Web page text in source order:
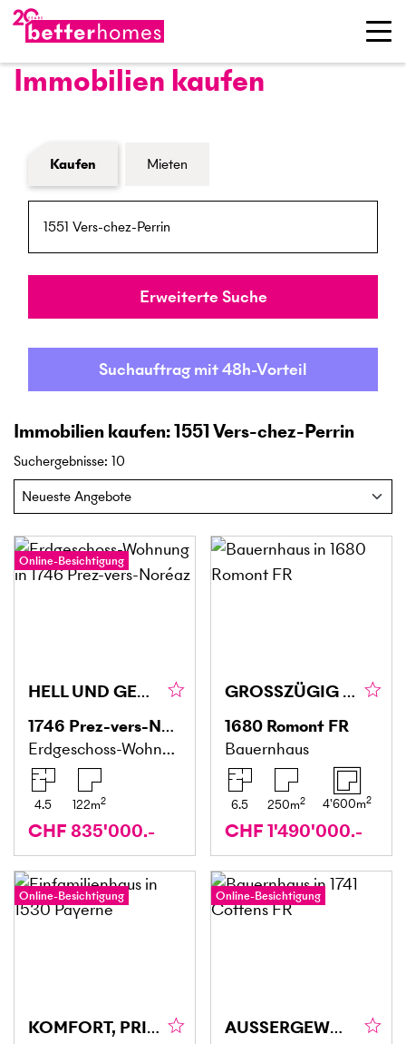
Immobilien kaufen
Formular Immobiliensuche
Kaufen Mieten
PLZ / Ort
Umkreis
Erweiterte Suche
Suchauftrag mit 48h-Vorteil
Immobilien kaufen: 1551 Vers-chez-Perrin
Suchergebnisse: 10
Online-Besichtigung
HELL UND GERÄUMIG MIT GARTEN
1746 Prez-vers-Noréaz
Erdgeschoss-Wohnung
4.5 122m2
CHF 835'000.-
GROSSZÜGIG MIT RIESIGEM POTENZIAL
1680 Romont FR
Bauernhaus
6.5 250m2 4'600m2
CHF 1'490'000.-
Online-Besichtigung
KOMFORT, PRIVATSPHÄRE AN TOP-LAGE
Online-Besichtigung
AUSSERGEWÖHNLICH UND GROSSZÜGIG